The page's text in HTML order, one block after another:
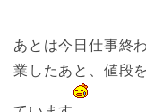
あとは今日仕事終
業したあと、値段